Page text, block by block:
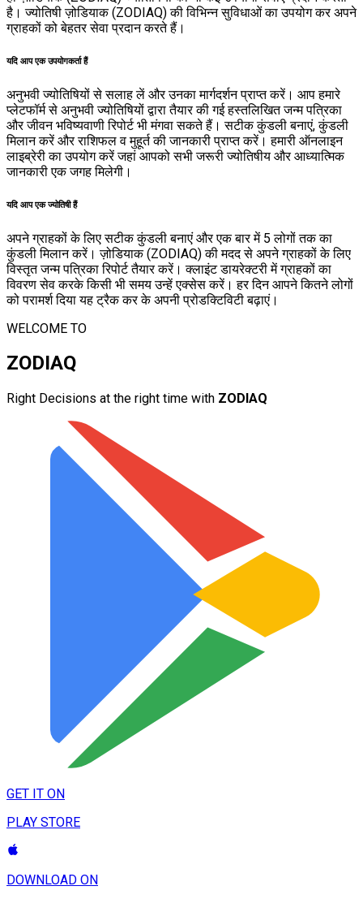
है। ज्योतिषी ज़ोडियाक (ZODIAQ) की विभिन्न सुविधाओं का उपयोग कर अपने
ग्राहकों को बेहतर सेवा प्रदान करते हैं।
यदि आप एक उपयोगकर्ता हैं
अनुभवी ज्योतिषियों से सलाह लें और उनका मार्गदर्शन प्राप्त करें। आप हमारे
प्लेटफॉर्म से अनुभवी ज्योतिषियों द्वारा तैयार की गई हस्तलिखित जन्म पत्रिका
और जीवन भविष्यवाणी रिपोर्ट भी मंगवा सकते हैं। सटीक कुंडली बनाएं, कुंडली
मिलान करें और राशिफल व मुहूर्त की जानकारी प्राप्त करें। हमारी ऑनलाइन
लाइब्रेरी का उपयोग करें जहां आपको सभी जरूरी ज्योतिषीय और आध्यात्मिक
जानकारी एक जगह मिलेगी।
यदि आप एक ज्योतिषी हैं
अपने ग्राहकों के लिए सटीक कुंडली बनाएं और एक बार में 5 लोगों तक का
कुंडली मिलान करें। ज़ोडियाक (ZODIAQ) की मदद से अपने ग्राहकों के लिए
विस्तृत जन्म पत्रिका रिपोर्ट तैयार करें। क्लाइंट डायरेक्टरी में ग्राहकों का
विवरण सेव करके किसी भी समय उन्हें एक्सेस करें। हर दिन आपने कितने लोगों
को परामर्श दिया यह ट्रैक कर के अपनी प्रोडक्टिविटी बढ़ाएं।
WELCOME TO
ZODIAQ
Right Decisions at the right time with ZODIAQ
GET IT ON
PLAY STORE
DOWNLOAD ON